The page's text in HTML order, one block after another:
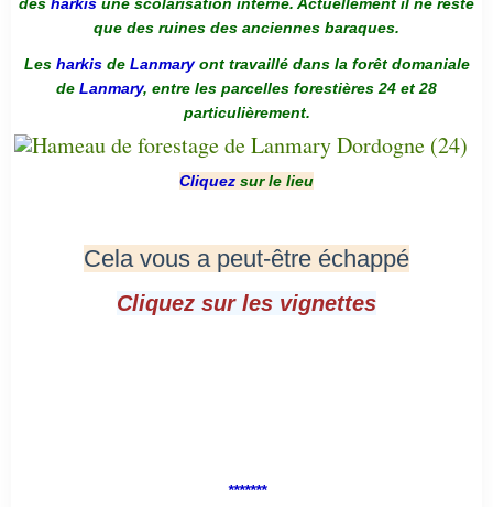
que des ruines des anciennes baraques.
Les harkis de Lanmaryont travaillé dans la forêt domaniale
de Lanmary, entre les parcelles forestières 24 et 28
particulièrement.
Cliquez sur le lieu
Cela vous a peut-être échappé
Cliquez sur les vignettes
*******